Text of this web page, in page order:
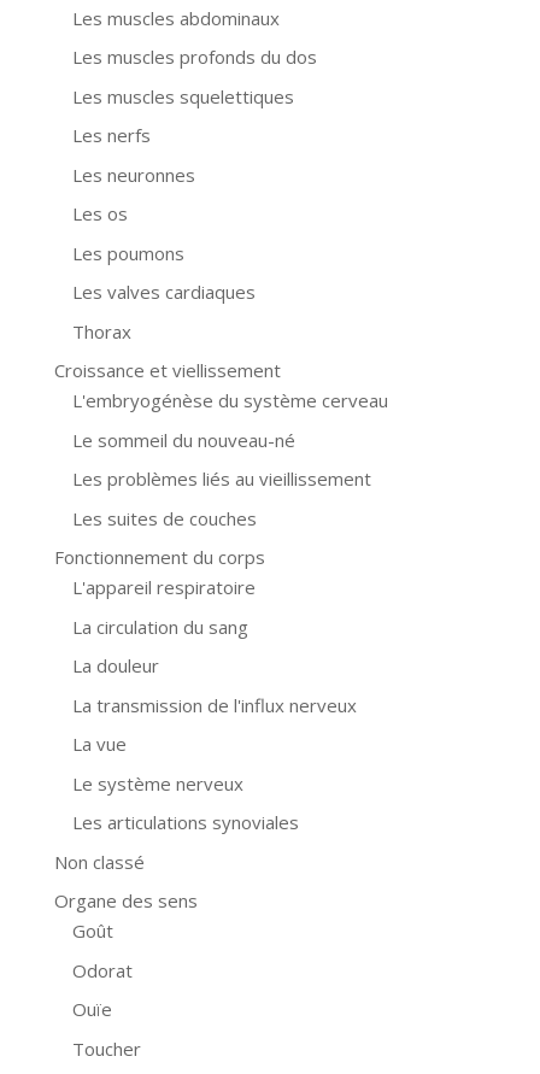
Les muscles abdominaux
Les muscles profonds du dos
Les muscles squelettiques
Les nerfs
Les neuronnes
Les os
Les poumons
Les valves cardiaques
Thorax
Croissance et viellissement
L'embryogénèse du système cerveau
Le sommeil du nouveau-né
Les problèmes liés au vieillissement
Les suites de couches
Fonctionnement du corps
L'appareil respiratoire
La circulation du sang
La douleur
La transmission de l'influx nerveux
La vue
Le système nerveux
Les articulations synoviales
Non classé
Organe des sens
Goût
Odorat
Ouïe
Toucher